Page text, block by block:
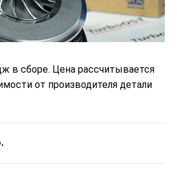
в сборе. Цена рассчитывается
от производителя детали